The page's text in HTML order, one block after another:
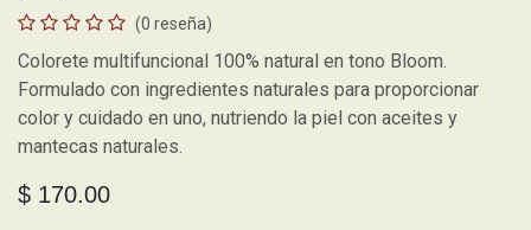
(0 reseña)
Colorete multifuncional 100% natural en tono Bloom.
Formulado con ingredientes naturales para proporcionar
color y cuidado en uno, nutriendo la piel con aceites y
mantecas naturales.
$ 170.00